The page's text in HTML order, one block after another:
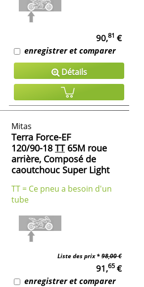
90,81 €
enregistrer et comparer
Détails
Mitas
Terra Force-EF
120/90-18 TT65M roue
arrière, Composé de
caoutchouc Super Light
TT = Ce pneu a besoin d'un
tube
Liste des prix *98,00 €
91,65€
enregistrer et comparer